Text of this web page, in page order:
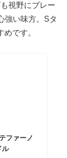
視野にブレー
強い味方。Sタ
です。
ファーノ
ル